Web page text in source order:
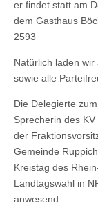
er findet statt am
dem Gasthaus
2593
Natürlich laden
sowie alle
Die Delegierte
Sprecherin des
der
Gemeinde
Kreistag des
Landtagswahl in
anwesend.